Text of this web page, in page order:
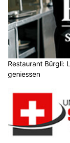
Restaurant Bürgli:
geniessen